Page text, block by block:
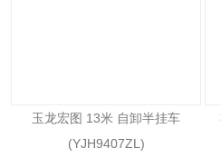
玉龙宏图 13米 自卸半挂车
(YJH9407ZL)